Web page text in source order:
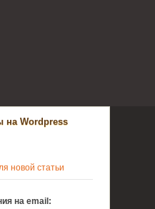
на Wordpress
новой статьи
на email: